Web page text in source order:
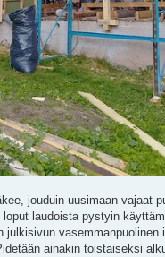
jouduin uusimaan vajaat
laudoista pystyin
julkisivun vasemmanpuolinen
ainakin toistaiseksi